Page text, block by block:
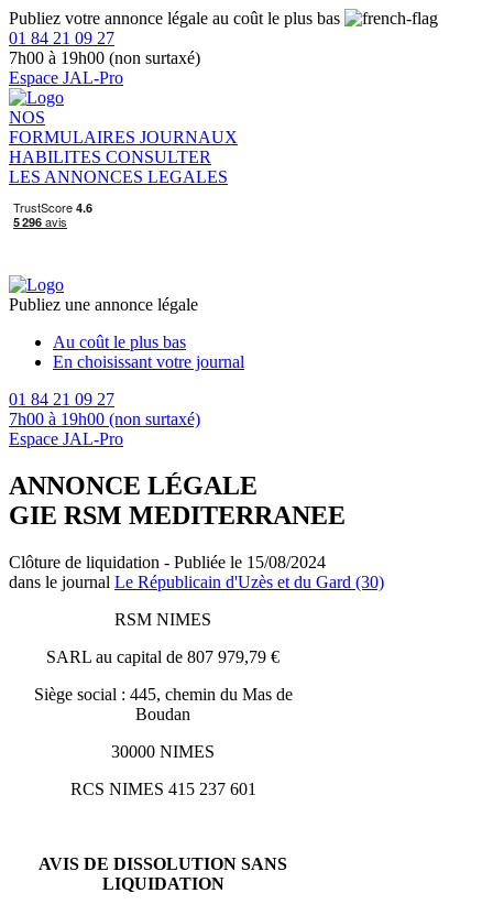
Publiez votre annonce légale au coût le plus bas
01 84 21 09 27
7h00 à 19h00 (non surtaxé)
Espace JAL-Pro
NOS
FORMULAIRES JOURNAUX
HABILITES CONSULTER
LES ANNONCES LEGALES
Publiez une annonce légale
Au coût le plus bas
En choisissant votre journal
01 84 21 09 27
7h00 à 19h00 (non surtaxé)
Espace JAL-Pro
ANNONCE LÉGALE
GIE RSM MEDITERRANEE
Clôture de liquidation - Publiée le 15/08/2024
dans le journal Le Républicain d'Uzès et du Gard (30)
RSM NIMES
SARL au capital de 807 979,79 €
Siège social : 445, chemin du Mas de
Boudan
30000 NIMES
RCS NIMES 415 237 601
AVIS DE DISSOLUTION SANS
LIQUIDATION